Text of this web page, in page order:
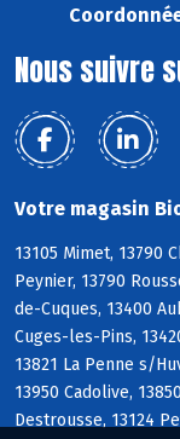
Nous suivre
Votre magasin
13105 Mimet, 13790
Peynier, 13790
de-Cuques, 13400
Cuges-les-Pins,
13821 La Penne s/
13950 Cadolive,
Destrousse, 13124